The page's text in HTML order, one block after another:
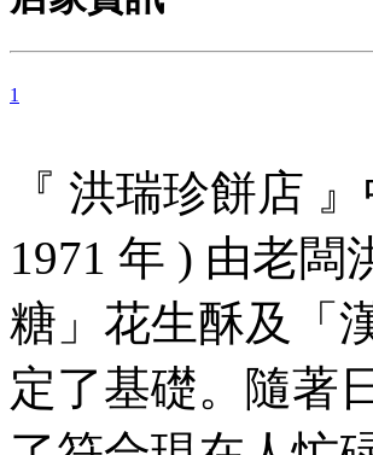
1
『 洪瑞珍餅店
1971 年 ) 由老
糖」花生酥及「
定了基礎。隨著